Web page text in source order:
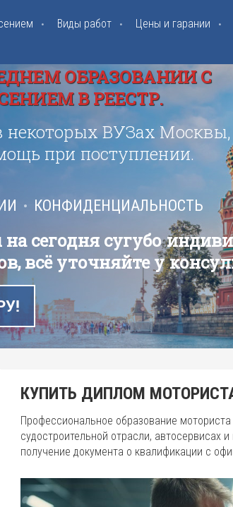
Виды работ Цены и гарании
ОБРАЗОВАНИИ С
В РЕЕСТР.
некоторых ВУЗах
при поступлении.
КОНФИДЕНЦИАЛЬНОСТЬ
сегодня сугубо
всё уточняйте у
КУПИТЬ ДИПЛОМ
Профессиональное образование
судостроительной отрасли,
получение документа о квалификации с